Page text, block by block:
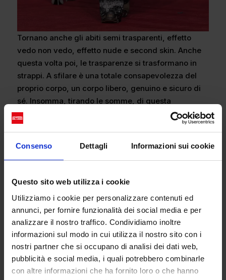
Consenso Dettagli Informazioni sui cookie
Questo sito web utilizza i cookie
Utilizziamo i cookie per personalizzare contenuti ed
annunci, per fornire funzionalità dei social media e per
analizzare il nostro traffico. Condividiamo inoltre
informazioni sul modo in cui utilizza il nostro sito con i
nostri partner che si occupano di analisi dei dati web,
pubblicità e social media, i quali potrebbero combinarle
con altre informazioni che ha fornito loro o che hanno
Tornano anche gli abiti semi trasparenti, effetto
vedo non vedo, effetto nude e second skin. Anche
questa volta poi, le trasparenze si trasformano in
strappi. A sfilare è una totale consapevolezza del
proprio corpo, un corpo libero, genuino e sicuro di
sé. Insomma, tirando le somme, di questa
collezione SS24, in passerella si è visto
principalmente una replica di quello che ci era già
scalpore, la seconda già diventa noioso.